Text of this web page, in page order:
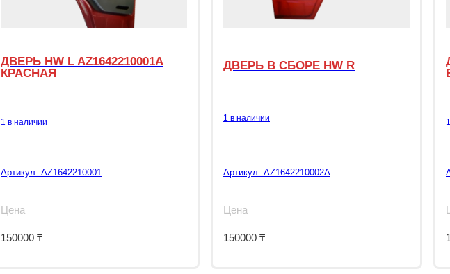
ДВЕРЬ HW L AZ1642210001A
КРАСНАЯ
1 в наличии
Артикул: AZ1642210001
Цена
150000 ₸
ДВЕРЬ В СБОРЕ HW R
1 в наличии
Артикул: AZ1642210002A
Цена
150000 ₸